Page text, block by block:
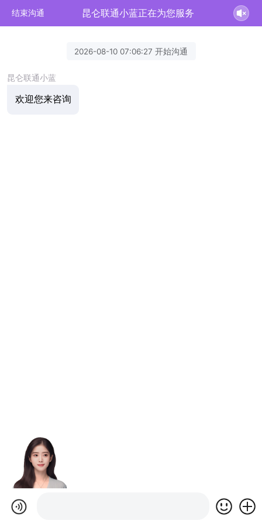
结束沟通 昆仑联通小蓝正在为您服务
2026-08-10 07:06:27 开始沟通
昆仑联通小蓝
欢迎您来咨询